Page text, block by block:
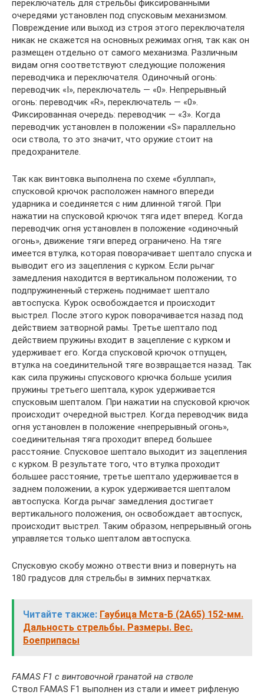
переключатель для стрельбы фиксированными
очередями установлен под спусковым механизмом.
Повреждение или выход из строя этого переключателя
никак не скажется на основных режимах огня, так как он
размещен отдельно от самого механизма. Различным
видам огня соответствуют следующие положения
переводчика и переключателя. Одиночный огонь:
переводчик «I», переключатель — «0». Непрерывный
огонь: переводчик «R», переключатель — «0».
Фиксированная очередь: переводчик — «3». Когда
переводчик установлен в положении «S» параллельно
оси ствола, то это значит, что оружие стоит на
предохранителе.
Так как винтовка выполнена по схеме «буллпап»,
спусковой крючок расположен намного впереди
ударника и соединяется с ним длинной тягой. При
нажатии на спусковой крючок тяга идет вперед. Когда
переводчик огня установлен в положение «одиночный
огонь», движение тяги вперед ограничено. На тяге
имеется втулка, которая поворачивает шептало спуска и
выводит его из зацепления с курком. Если рычаг
замедления находится в вертикальном положении, то
подпружиненный стержень поднимает шептало
автоспуска. Курок освобождается и происходит
выстрел. После этого курок поворачивается назад под
действием затворной рамы. Третье шептало под
действием пружины входит в зацепление с курком и
удерживает его. Когда спусковой крючок отпущен,
втулка на соединительной тяге возвращается назад. Так
как сила пружины спускового крючка больше усилия
пружины третьего шептала, курок удерживается
спусковым шепталом. При нажатии на спусковой крючок
происходит очередной выстрел. Когда переводчик вида
огня установлен в положение «непрерывный огонь»,
соединительная тяга проходит вперед большее
расстояние. Спусковое шептало выходит из зацепления
с курком. В результате того, что втулка проходит
большее расстояние, третье шептало удерживается в
заднем положении, а курок удерживается шепталом
автоспуска. Когда рычаг замедления достигает
вертикального положения, он освобождает автоспуск,
происходит выстрел. Таким образом, непрерывный огонь
управляется только шепталом автоспуска.
Спусковую скобу можно отвести вниз и повернуть на
180 градусов для стрельбы в зимних перчатках.
Читайте также: Гаубица Мста-Б (2А65) 152-мм.
Дальность стрельбы. Размеры. Вес.
Боеприпасы
FAMAS F1 с винтовочной гранатой на стволе
Ствол FAMAS F1 выполнен из стали и имеет рифленую